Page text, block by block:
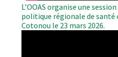
L’OOAS organise une
politique régionale de santé
Cotonou le 23 mars 2026.